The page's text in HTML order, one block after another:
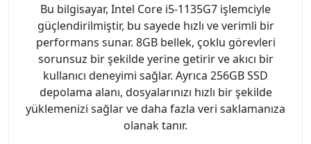
Bu bilgisayar, Intel Core i5-1135G7 işlemciyle
güçlendirilmiştir, bu sayede hızlı ve verimli bir
performans sunar. 8GB bellek, çoklu görevleri
sorunsuz bir şekilde yerine getirir ve akıcı bir
kullanıcı deneyimi sağlar. Ayrıca 256GB SSD
depolama alanı, dosyalarınızı hızlı bir şekilde
yüklemenizi sağlar ve daha fazla veri saklamanıza
olanak tanır.